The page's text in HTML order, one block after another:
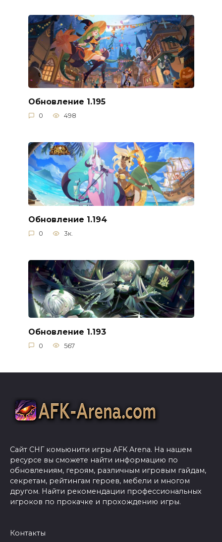
Обновление 1.195
0 498
Обновление 1.194
0 3к.
Обновление 1.193
0 567
Сайт СНГ комьюнити игры AFK Arena. На нашем
ресурсе вы сможете найти информацию по
обновлениям, героям, различным игровым гайдам,
секретам, рейтингам героев, мебели и многом
другом. Найти рекомендации профессиональных
игроков по прокачке и прохождению игры.
Контакты